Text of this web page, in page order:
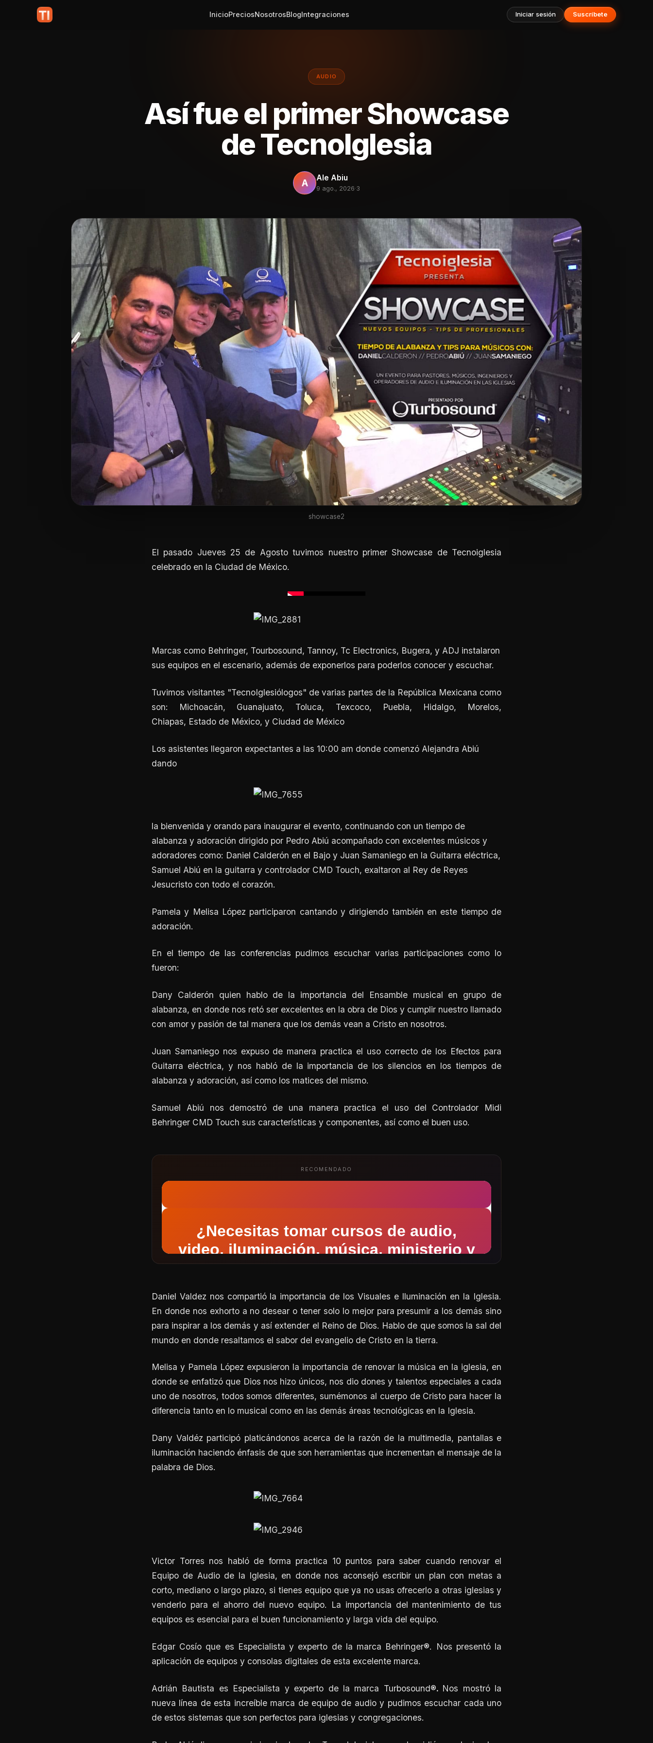
InicioPreciosNosotrosBlogIntegraciones Iniciar sesión Suscríbete
AUDIO
Así fue el primer Showcase
de TecnoIglesia
A Ale Abiu
9 ago., 2026·3
showcase2
El pasado Jueves 25 de Agosto tuvimos nuestro primer Showcase de Tecnoiglesia
celebrado en la Ciudad de México.
Marcas como Behringer, Tourbosound, Tannoy, Tc Electronics, Bugera, y ADJ instalaron
sus equipos en el escenario, además de exponerlos para poderlos conocer y escuchar.
Tuvimos visitantes "TecnoIglesiólogos" de varias partes de la República Mexicana como
son: Michoacán, Guanajuato, Toluca, Texcoco, Puebla, Hidalgo, Morelos,
Chiapas, Estado de México, y Ciudad de México
Los asistentes llegaron expectantes a las 10:00 am donde comenzó Alejandra Abiú
dando
la bienvenida y orando para inaugurar el evento, continuando con un tiempo de
alabanza y adoración dirigido por Pedro Abiú acompañado con excelentes músicos y
adoradores como: Daniel Calderón en el Bajo y Juan Samaniego en la Guitarra eléctrica,
Samuel Abiú en la guitarra y controlador CMD Touch, exaltaron al Rey de Reyes
Jesucristo con todo el corazón.
Pamela y Melisa López participaron cantando y dirigiendo también en este tiempo de
adoración.
En el tiempo de las conferencias pudimos escuchar varias participaciones como lo
fueron:
Dany Calderón quien hablo de la importancia del Ensamble musical en grupo de
alabanza, en donde nos retó ser excelentes en la obra de Dios y cumplir nuestro llamado
con amor y pasión de tal manera que los demás vean a Cristo en nosotros.
Juan Samaniego nos expuso de manera practica el uso correcto de los Efectos para
Guitarra eléctrica, y nos habló de la importancia de los silencios en los tiempos de
alabanza y adoración, así como los matices del mismo.
Samuel Abiú nos demostró de una manera practica el uso del Controlador Midi
Behringer CMD Touch sus características y componentes, así como el buen uso.
RECOMENDADO
Daniel Valdez nos compartió la importancia de los Visuales e Iluminación en la Iglesia.
En donde nos exhorto a no desear o tener solo lo mejor para presumir a los demás sino
para inspirar a los demás y así extender el Reino de Dios. Hablo de que somos la sal del
mundo en donde resaltamos el sabor del evangelio de Cristo en la tierra.
Melisa y Pamela López expusieron la importancia de renovar la música en la iglesia, en
donde se enfatizó que Dios nos hizo únicos, nos dio dones y talentos especiales a cada
uno de nosotros, todos somos diferentes, sumémonos al cuerpo de Cristo para hacer la
diferencia tanto en lo musical como en las demás áreas tecnológicas en la Iglesia.
Dany Valdéz participó platicándonos acerca de la razón de la multimedia, pantallas e
iluminación haciendo énfasis de que son herramientas que incrementan el mensaje de la
palabra de Dios.
Victor Torres nos habló de forma practica 10 puntos para saber cuando renovar el
Equipo de Audio de la Iglesia, en donde nos aconsejó escribir un plan con metas a
corto, mediano o largo plazo, si tienes equipo que ya no usas ofrecerlo a otras iglesias y
venderlo para el ahorro del nuevo equipo. La importancia del mantenimiento de tus
equipos es esencial para el buen funcionamiento y larga vida del equipo.
Edgar Cosío que es Especialista y experto de la marca Behringer®. Nos presentó la
aplicación de equipos y consolas digitales de esta excelente marca.
Adrián Bautista es Especialista y experto de la marca Turbosound®. Nos mostró la
nueva línea de esta increíble marca de equipo de audio y pudimos escuchar cada uno
de estos sistemas que son perfectos para iglesias y congregaciones.